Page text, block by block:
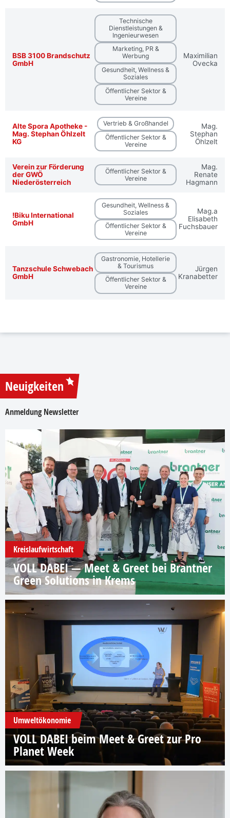
BSB 3100 Brandschutz
GmbH
Technische
Dienstleistungen &
Ingenieurwesen
Marketing, PR &
Werbung
Gesundheit, Wellness &
Soziales
Öffentlicher Sektor &
Vereine
Maximilian
Ovecka
Alte Spora Apotheke -
Mag. Stephan Öhlzelt
KG
Vertrieb & Großhandel
Öffentlicher Sektor &
Vereine
Mag.
Stephan
Öhlzelt
Verein zur Förderung
der GWÖ
Niederösterreich
Öffentlicher Sektor &
Vereine
Mag.
Renate
Hagmann
!Biku International
GmbH
Gesundheit, Wellness &
Soziales
Öffentlicher Sektor &
Vereine
Mag.a
Elisabeth
Fuchsbauer
Tanzschule Schwebach
GmbH
Gastronomie, Hotellerie
& Tourismus
Öffentlicher Sektor &
Vereine
Jürgen
Kranabetter
Neuigkeiten
Anmeldung Newsletter
Kreislaufwirtschaft
VOLL DABEI — Meet & Greet bei Brantner
Green Solutions in Krems
Umweltökonomie
VOLL DABEI beim Meet & Greet zur Pro
Planet Week